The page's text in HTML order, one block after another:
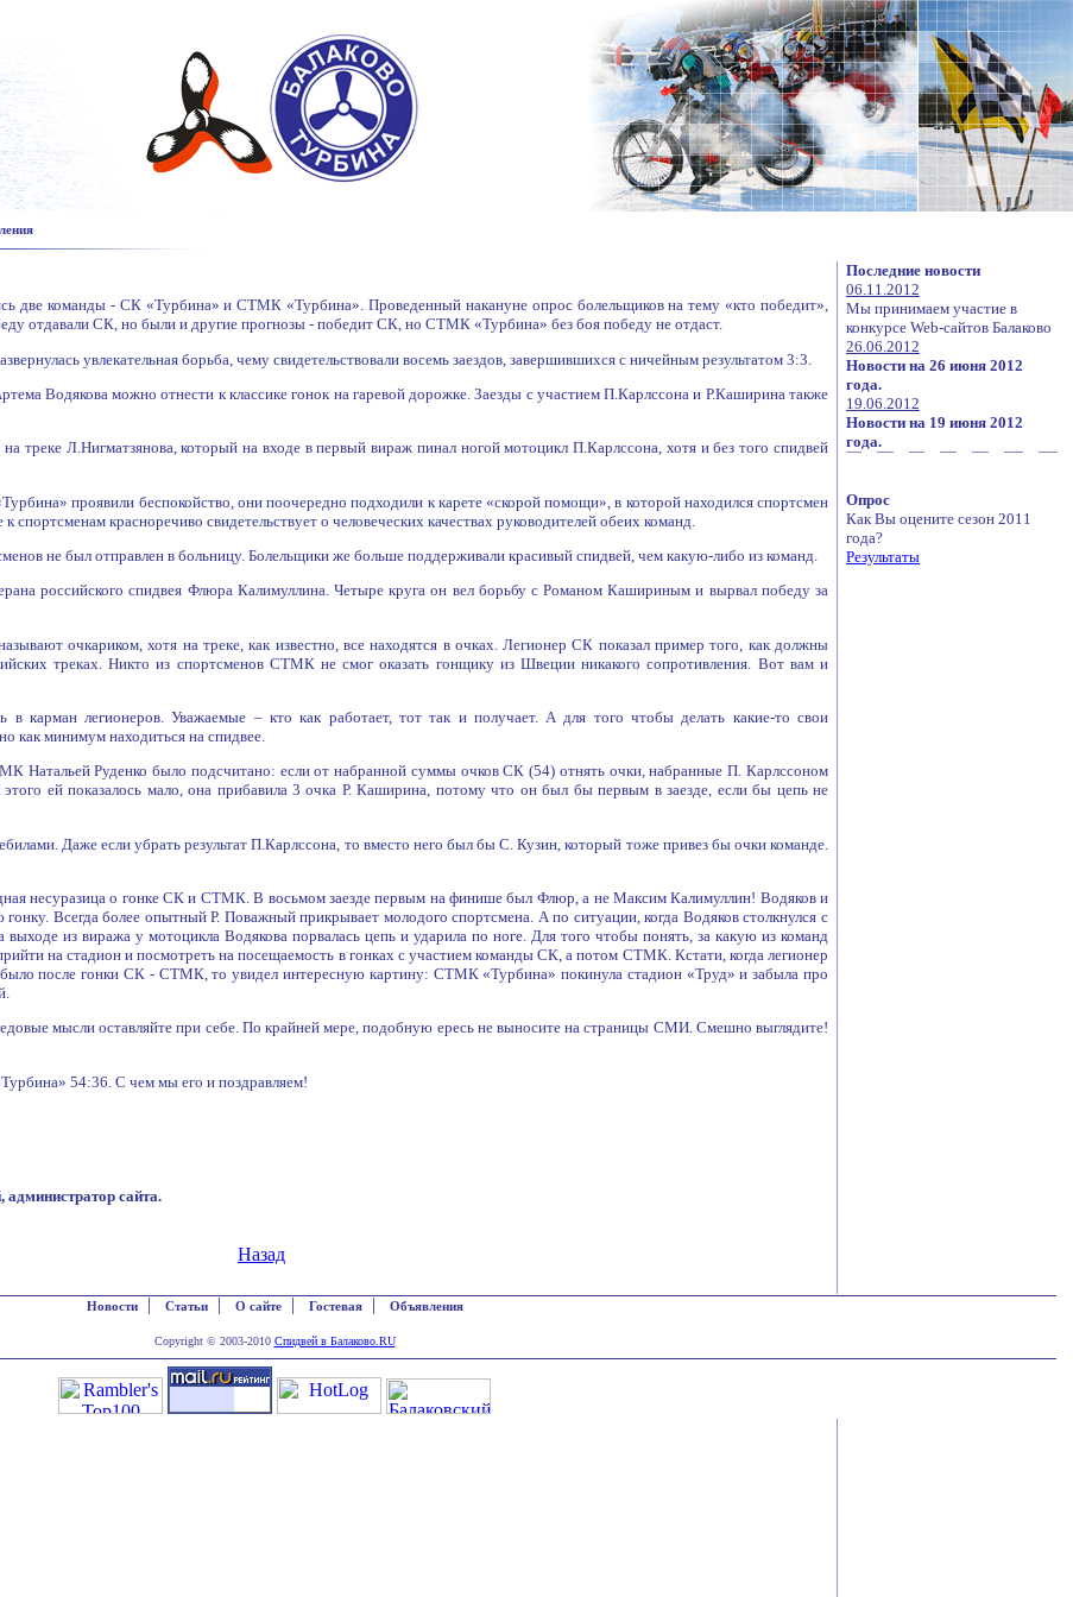
две команды - СК «Турбина» и СТМК «Турбина». Проведенный накануне опрос болельщиков на тему «кто победит»,
отдавали СК, но были и другие прогнозы - победит СК, но СТМК «Турбина» без боя победу не отдаст.
увлекательная борьба, чему свидетельствовали восемь заездов, завершившихся с ничейным результатом 3:3.
Водякова можно отнести к классике гонок на гаревой дорожке. Заезды с участием П.Карлссона и Р.Каширина также
треке Л.Нигматзянова, который на входе в первый вираж пинал ногой мотоцикл П.Карлссона, хотя и без того спидвей
проявили беспокойство, они поочередно подходили к карете «скорой помощи», в которой находился спортсмен
красноречиво свидетельствует о человеческих качествах руководителей обеих команд.
не был отправлен в больницу. Болельщики же больше поддерживали красивый спидвей, чем какую-либо из команд.
российского спидвея Флюра Калимуллина. Четыре круга он вел борьбу с Романом Кашириным и вырвал победу за
очкариком, хотя на треке, как известно, все находятся в очках. Легионер СК показал пример того, как должны
треках. Никто из спортсменов СТМК не смог оказать гонщику из Швеции никакого сопротивления. Вот вам и
в карман легионеров. Уважаемые – кто как работает, тот так и получает. А для того чтобы делать какие-то свои
как минимум находиться на спидвее.
Натальей Руденко было подсчитано: если от набранной суммы очков СК (54) отнять очки, набранные П. Карлссоном
ей показалось мало, она прибавила 3 очка Р. Каширина, потому что он был бы первым в заезде, если бы цепь не
Даже если убрать результат П.Карлссона, то вместо него был бы С. Кузин, который тоже привез бы очки команде.
несуразица о гонке СК и СТМК. В восьмом заезде первым на финише был Флюр, а не Максим Калимуллин! Водяков и
Всегда более опытный Р. Поважный прикрывает молодого спортсмена. А по ситуации, когда Водяков столкнулся с
из виража у мотоцикла Водякова порвалась цепь и ударила по ноге. Для того чтобы понять, за какую из команд
на стадион и посмотреть на посещаемость в гонках с участием команды СК, а потом СТМК. Кстати, когда легионер
после гонки СК - СТМК, то увидел интересную картину: СТМК «Турбина» покинула стадион «Труд» и забыла про
мысли оставляйте при себе. По крайней мере, подобную ересь не выносите на страницы СМИ. Смешно выглядите!
54:36. С чем мы его и поздравляем!
сайта.
Назад
Последние новости
06.11.2012
Мы принимаем участие в
конкурсе Web-сайтов Балаково
26.06.2012
Новости на 26 июня 2012
года.
19.06.2012
Новости на 19 июня 2012
года.
Опрос
Как Вы оцените сезон 2011
года?
Результаты
Новости| Статьи| О сайте| Гостевая| Объявления
Copyright © 2003-2010 Спидвей в Балаково.RU